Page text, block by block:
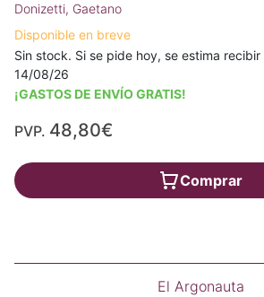
Donizetti, Gaetano
Disponible en breve
Sin stock. Si se pide hoy, se estima recibir
14/08/26
¡GASTOS DE ENVÍO GRATIS!
PVP. 48,80€
Comprar
El Argonauta